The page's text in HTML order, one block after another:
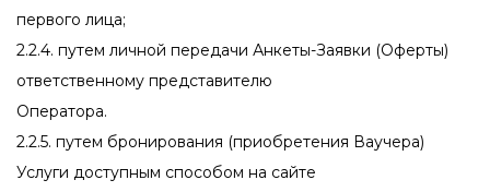
первого лица;
2.2.4. путем личной передачи Анкеты-Заявки (Оферты)
ответственному представителю
Оператора.
2.2.5. путем бронирования (приобретения Ваучера)
Услуги доступным способом на сайте